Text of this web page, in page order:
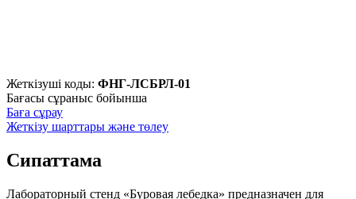
Жеткізуші коды: ФНГ-ЛСБРЛ-01
Бағасы сұраныс бойынша
Баға сұрау
Жеткізу шарттары және төлеу
Сипаттама
Лабораторный стенд «Буровая лебедка» предназначен для